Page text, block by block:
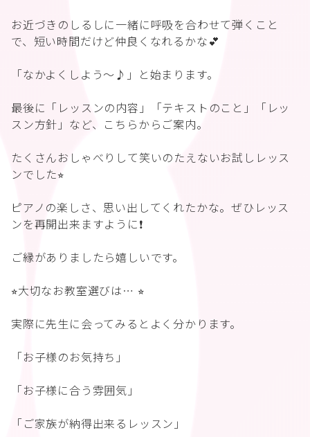
お近づきのしるしに一緒に呼吸を合わせて弾くこと
で、短い時間だけど仲良くなれるかな💕
「なかよくしよう〜♪」と始まります。
最後に「レッスンの内容」「テキストのこと」「レッ
スン方針」など、こちらからご案内。
たくさんおしゃべりして笑いのたえないお試しレッス
ンでした⭐︎
ピアノの楽しさ、思い出してくれたかな。ぜひレッス
ンを再開出来ますように❗️
ご縁がありましたら嬉しいです。
⭐︎大切なお教室選びは… ⭐︎
実際に先生に会ってみるとよく分かります。
「お子様のお気持ち」
「お子様に合う雰囲気」
「ご家族が納得出来るレッスン」